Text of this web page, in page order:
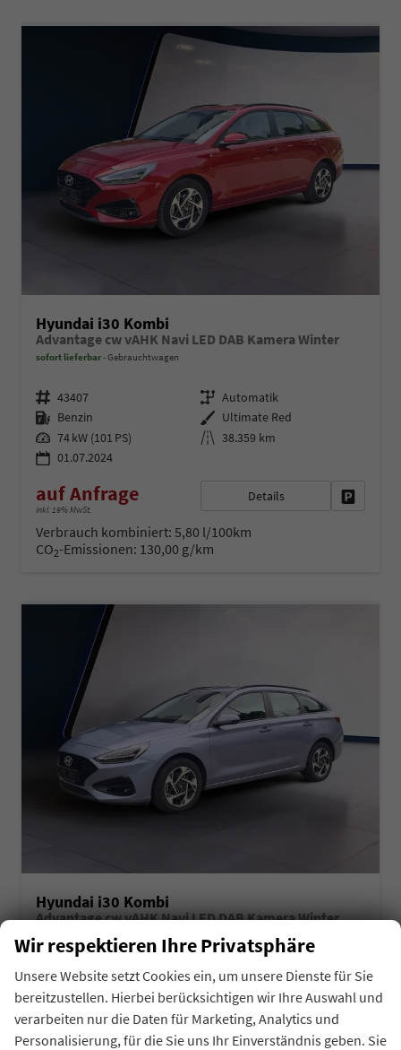
Hyundai i30 Kombi
Advantage cw vAHK Navi LED DAB Kamera Winter
sofort lieferbar Gebrauchtwagen
Fahrzeugnr. 43407 Getriebe Automatik
Kraftstoff Benzin Außenfarbe Ultimate Red
Leistung 74 kW (101 PS) Kilometerstand 38.359 km
01.07.2024
auf Anfrage
inkl. 19% MwSt.
Details
Verbrauch kombiniert: 5,80 l/100km
CO2-Emissionen: 130,00 g/km
Hyundai i30 Kombi
Advantage cw vAHK Navi LED DAB Kamera Winter
sofort lieferbar Gebrauchtwagen
Fahrzeugnr. 43496 GetriebeAutomatik
KraftstoffBenzin AußenfarbePM2 Meta Blue Pearl
Leistung 74 kW (101 PS) Kilometerstand35.509 km
01.07.2024
Wir respektieren Ihre Privatsphäre
Unsere Website setzt Cookies ein, um unsere Dienste für Sie
bereitzustellen. Hierbei berücksichtigen wir Ihre Auswahl und
verarbeiten nur die Daten für Marketing, Analytics und
Personalisierung, für die Sie uns Ihr Einverständnis geben. Sie